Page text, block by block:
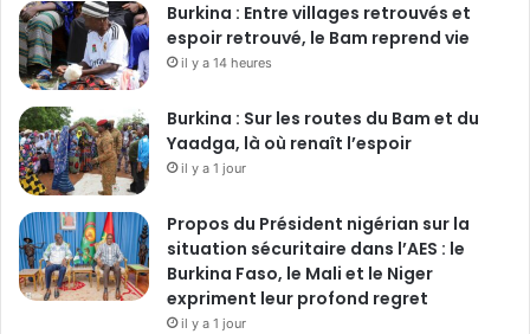
Burkina : Entre villages retrouvés et
espoir retrouvé, le Bam reprend vie
il y a 14 heures
Burkina : Sur les routes du Bam et du
Yaadga, là où renaît l’espoir
il y a 1 jour
Propos du Président nigérian sur la
situation sécuritaire dans l’AES : le
Burkina Faso, le Mali et le Niger
expriment leur profond regret
il y a 1 jour